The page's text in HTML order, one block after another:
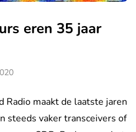
eren 35 jaar
maakt de laatste jaren
steeds vaker transceivers of